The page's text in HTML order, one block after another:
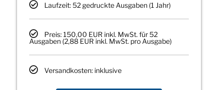
Laufzeit: 52 gedruckte Ausgaben (1 Jahr)
Preis: 150,00 EUR inkl. MwSt. für 52
Ausgaben (2,88 EUR inkl. MwSt. pro Ausgabe)
Versandkosten: inklusive